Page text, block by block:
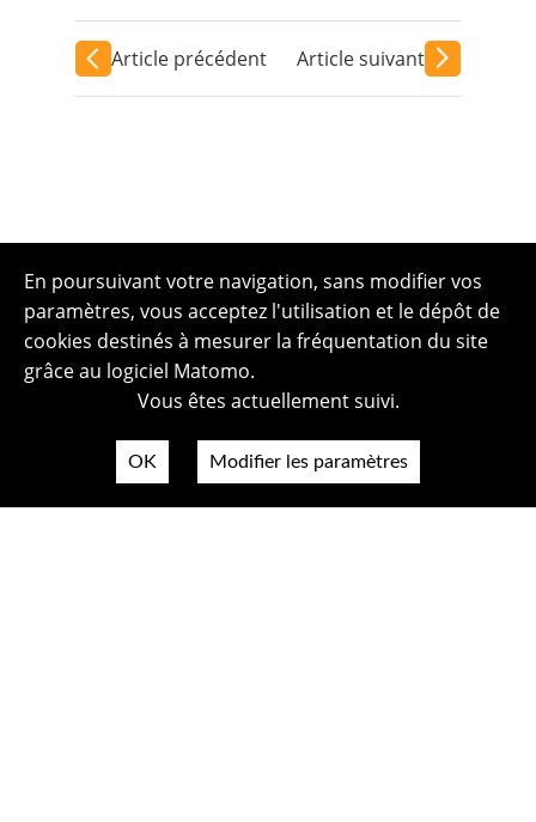
Article précédent Article suivant
En poursuivant votre navigation, sans modifier vos
paramètres, vous acceptez l'utilisation et le dépôt de
cookies destinés à mesurer la fréquentation du site
grâce au logiciel Matomo.
Vous êtes actuellement suivi.
OK Modifier les paramètres